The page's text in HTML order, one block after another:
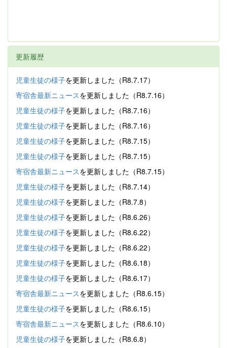
更新履歴
児童生徒の様子を更新しました（R8.7.17）
寄宿舎最新ニュースを更新しました（R8.7.16）
児童生徒の様子を更新しました（R8.7.16）
児童生徒の様子を更新しました（R8.7.16）
児童生徒の様子を更新しました（R8.7.15）
児童生徒の様子を更新しました（R8.7.15）
寄宿舎最新ニュースを更新しました（R8.7.15）
児童生徒の様子を更新しました（R8.7.14）
児童生徒の様子を更新しました（R8.7.8）
児童生徒の様子を更新しました（R8.6.26）
児童生徒の様子を更新しました（R8.6.22）
児童生徒の様子を更新しました（R8.6.22）
児童生徒の様子を更新しました（R8.6.18）
児童生徒の様子を更新しました（R8.6.17）
寄宿舎最新ニュースを更新しました（R8.6.15）
児童生徒の様子を更新しました（R8.6.15）
寄宿舎最新ニュースを更新しました（R8.6.10）
児童生徒の様子を更新しました（R8.6.8）